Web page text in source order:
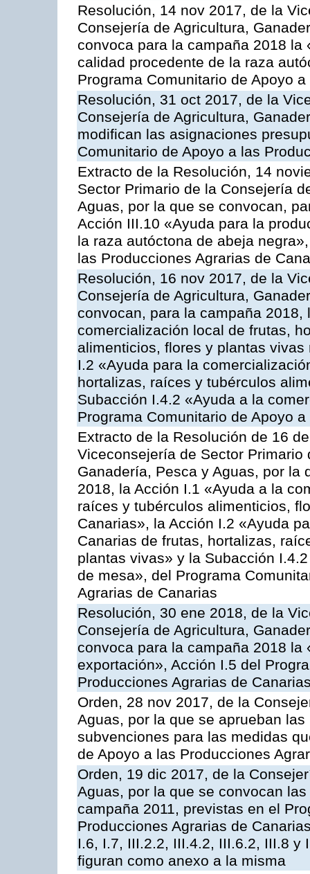
Resolución, 14 nov 2017, de la
Consejería de Agricultura,
convoca para la campaña 2018
calidad procedente de la raza
Programa Comunitario de Apoyo
Resolución, 31 oct 2017, de la
Consejería de Agricultura,
modifican las asignaciones
Comunitario de Apoyo a las
Extracto de la Resolución, 14
Sector Primario de la Consejería
Aguas, por la que se convocan,
Acción III.10 «Ayuda para la
la raza autóctona de abeja
las Producciones Agrarias de
Resolución, 16 nov 2017, de la
Consejería de Agricultura,
convocan, para la campaña 2018,
comercialización local de frutas,
alimenticios, flores y plantas
I.2 «Ayuda para la
hortalizas, raíces y tubérculos
Subacción I.4.2 «Ayuda a la
Programa Comunitario de Apoyo
Extracto de la Resolución de 16
Viceconsejería de Sector
Ganadería, Pesca y Aguas, por la
2018, la Acción I.1 «Ayuda a la
raíces y tubérculos alimenticios,
Canarias», la Acción I.2 «Ayuda
Canarias de frutas, hortalizas,
plantas vivas» y la Subacción
de mesa», del Programa
Agrarias de Canarias
Resolución, 30 ene 2018, de la
Consejería de Agricultura,
convoca para la campaña 2018
exportación», Acción I.5 del
Producciones Agrarias de
Orden, 28 nov 2017, de la
Aguas, por la que se aprueban
subvenciones para las medidas
de Apoyo a las Producciones
Orden, 19 dic 2017, de la
Aguas, por la que se convocan
campaña 2011, previstas en el
Producciones Agrarias de
I.6, I.7, III.2.2, III.4.2, III.6.2, III.8 y
figuran como anexo a la misma